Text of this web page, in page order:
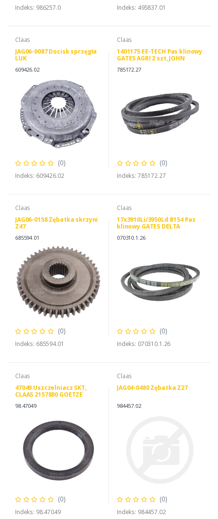
Indeks: 986257.0 Indeks: 495837.01
Claas
JAG06-0087 Docisk sprzęgła
LUK
609426.02
(0)
Indeks: 609426.02
Claas
1401175 EE-TECH Pas klinowy
GATES AGRI 2 szt, JOHN
785172.27
(0)
Indeks: 785172.27
Claas
JAG06-0158 Zębatka skrzyni
Z47
685594.01
(0)
Indeks: 685594.01
Claas
17x3910Li/3950Ld B154 Pas
klinowy GATES DELTA
80394426 CLAAS 0000703101
070310.1.26
(0)
Indeks: 070310.1.26
Claas
47049 Uszczelniacz SKT,
CLAAS 2157880 GOETZE
98.47049
(0)
Indeks: 98.47049
Claas
JAG04-0480 Zębatka Z27
984457.02
(0)
Indeks: 984457.02